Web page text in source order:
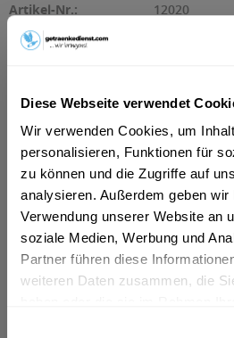
Diese Webseite verwendet
Wir verwenden Cookies, um
personalisieren, Funktionen für
zu können und die Zugriffe auf
analysieren. Außerdem geben
Verwendung unserer Website an
soziale Medien, Werbung und
Partner führen diese
weiteren Daten zusammen, die
Artikel-Nr.: 12020
Genießen Sie die erfrischende
Augustiner Lagerbier Hell, einem
Zutaten und Allergene
Wasser, GERSTENMALZ, Hopfen
Lebensmittelunternehmer
Augustiner-Bräu Wagner KG,
München mehr